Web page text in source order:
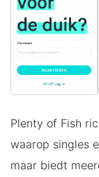
Plenty of Fish
waarop singles
maar biedt